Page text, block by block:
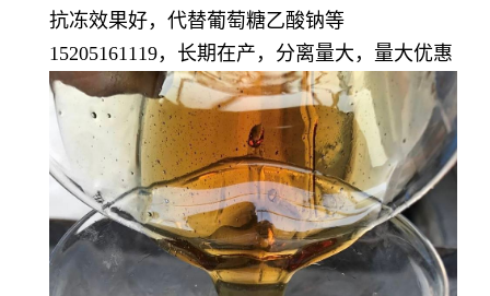
抗冻效果好，代替葡萄糖乙酸钠等
15205161119，长期在产，分离量大，量大优惠